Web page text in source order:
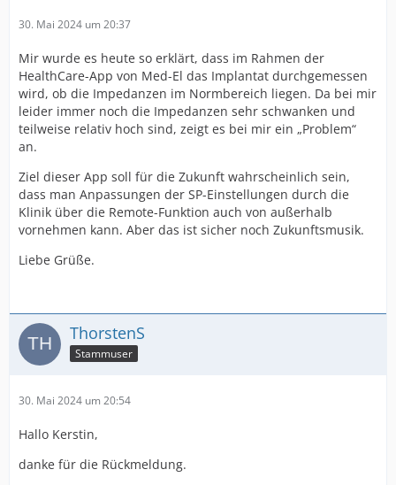
30. Mai 2024 um 20:37
Mir wurde es heute so erklärt, dass im Rahmen der
HealthCare-App von Med-El das Implantat durchgemessen
wird, ob die Impedanzen im Normbereich liegen. Da bei mir
leider immer noch die Impedanzen sehr schwanken und
teilweise relativ hoch sind, zeigt es bei mir ein „Problem“
an.
Ziel dieser App soll für die Zukunft wahrscheinlich sein,
dass man Anpassungen der SP-Einstellungen durch die
Klinik über die Remote-Funktion auch von außerhalb
vornehmen kann. Aber das ist sicher noch Zukunftsmusik.
Liebe Grüße.
ThorstenS
Stammuser
30. Mai 2024 um 20:54
Hallo Kerstin,
danke für die Rückmeldung.